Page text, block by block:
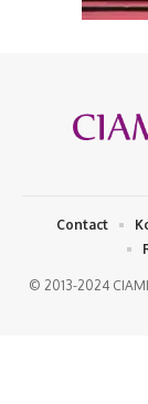
© 2013-2024
Contact